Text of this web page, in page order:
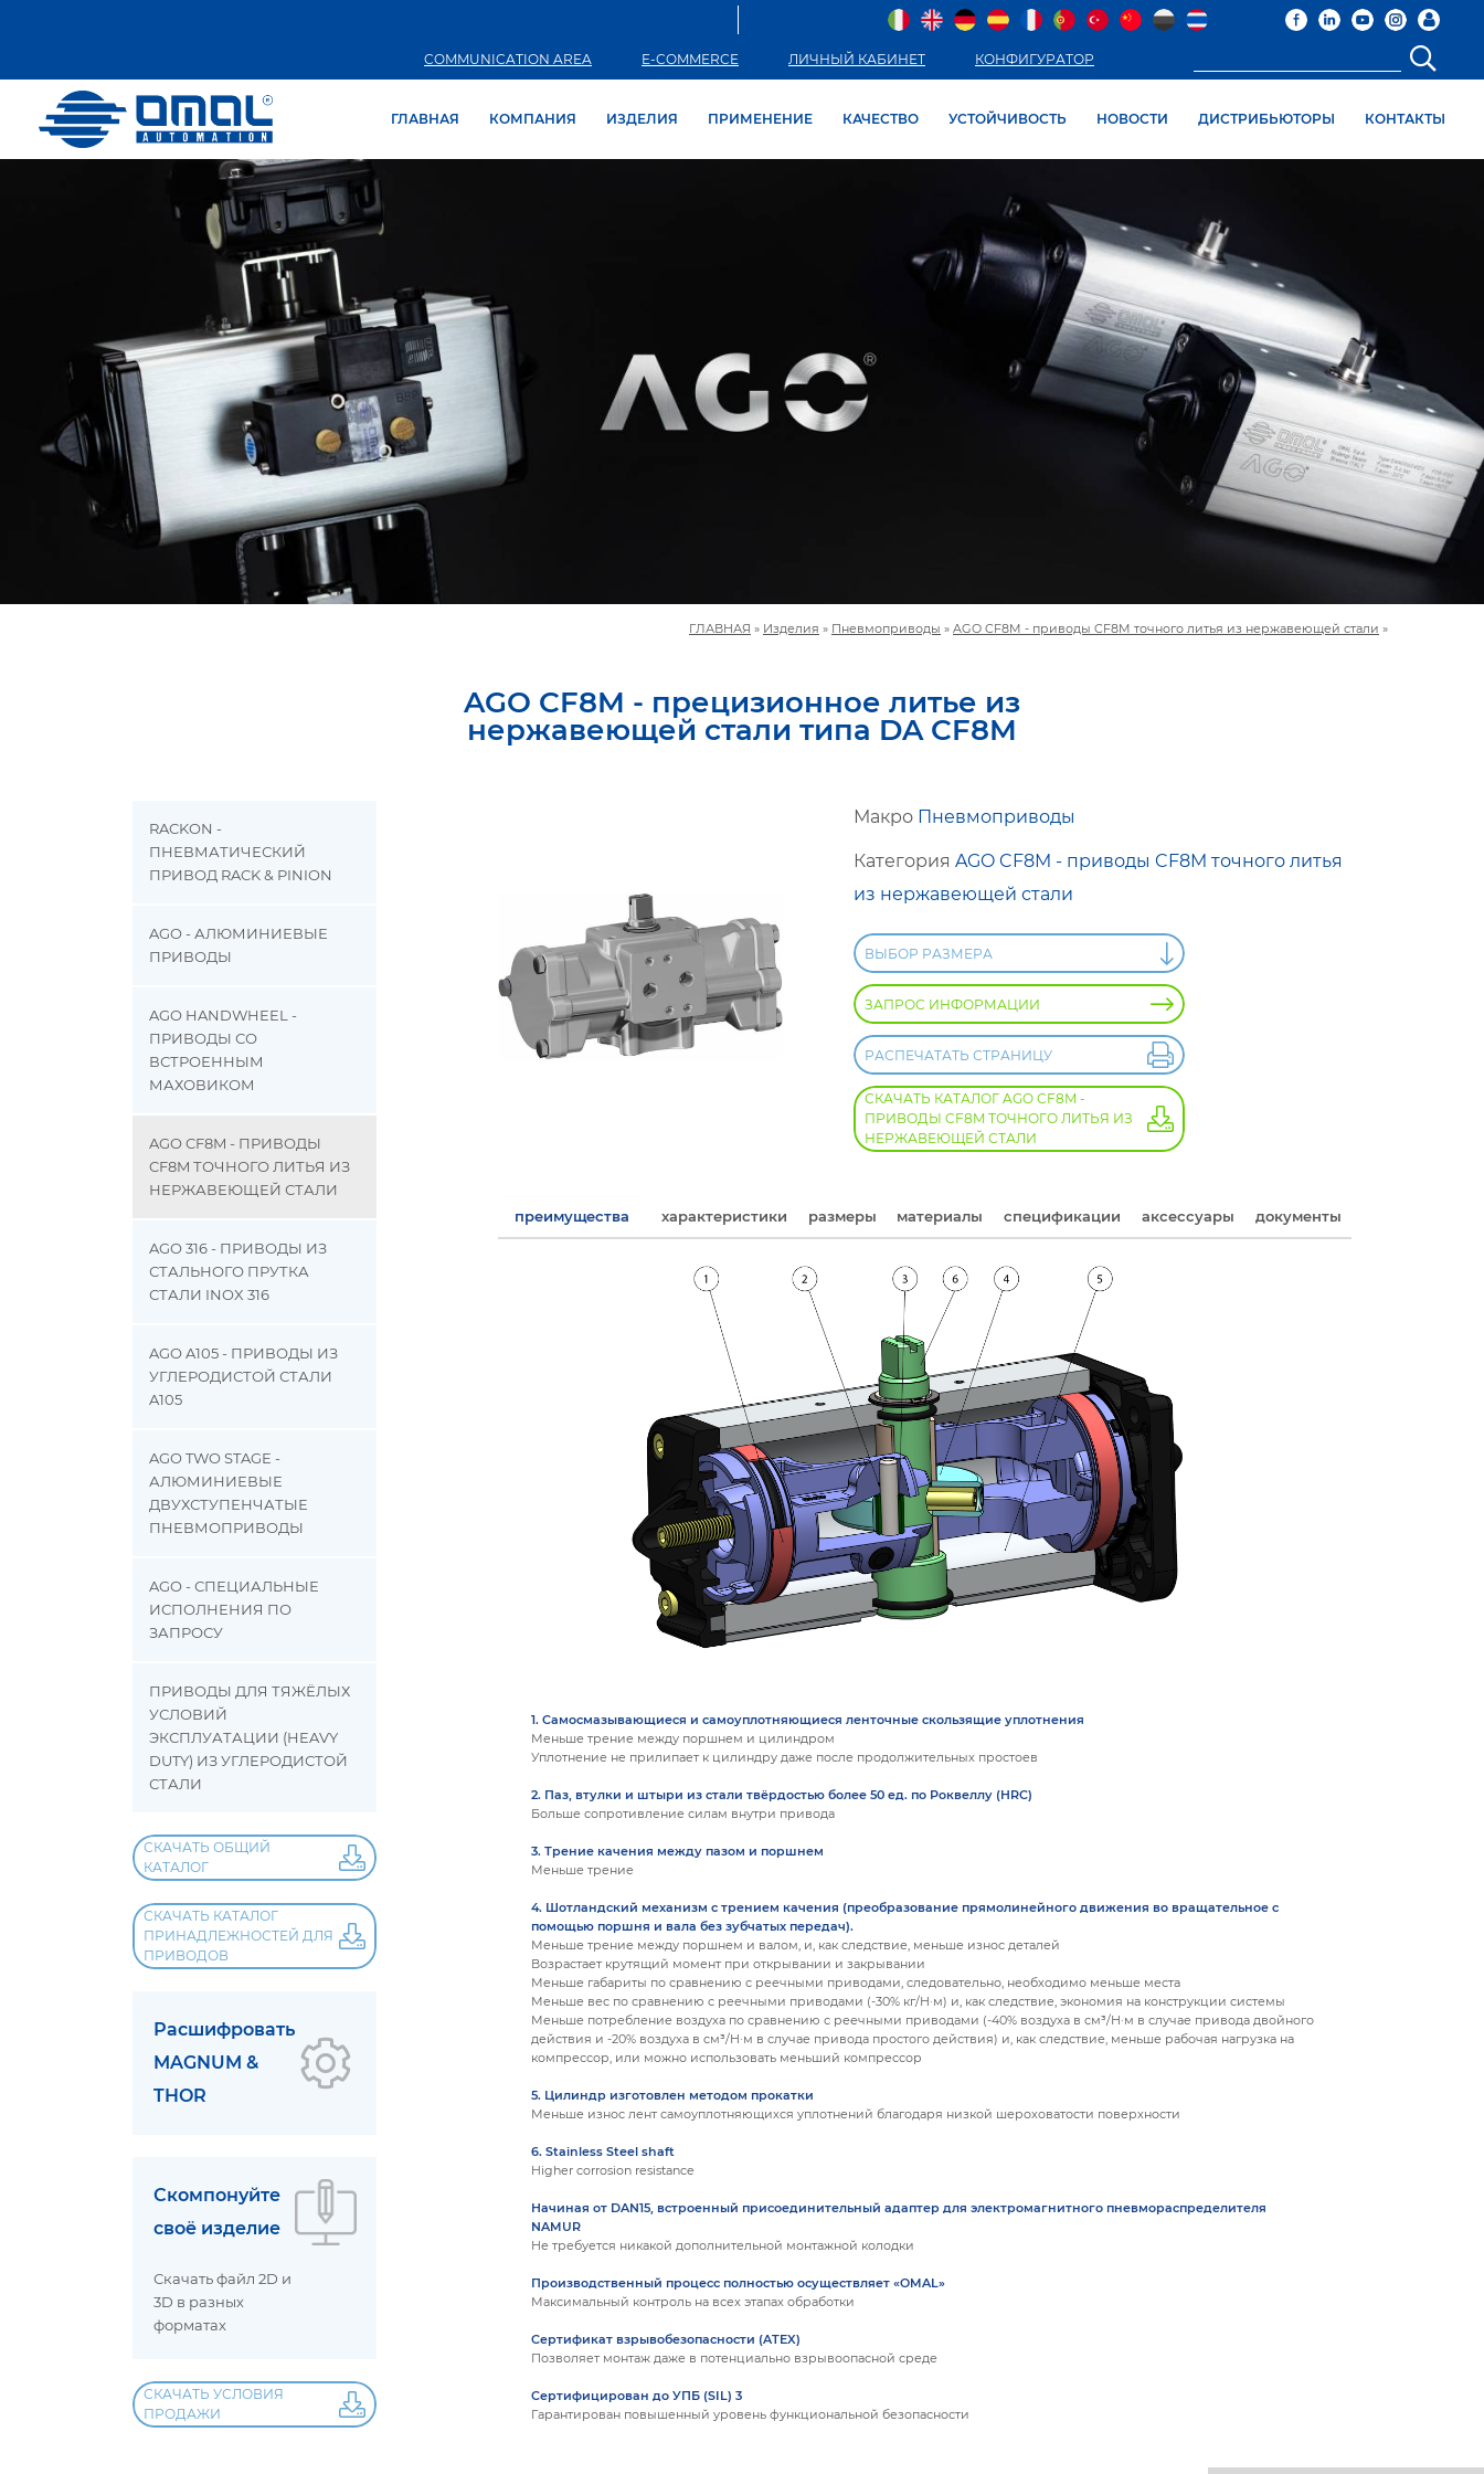
COMMUNICATION AREA E-COMMERCE ЛИЧНЫЙ КАБИНЕТ КОНФИГУРАТОР
ГЛАВНАЯ КОМПАНИЯ ИЗДЕЛИЯ ПРИМЕНЕНИЕ КАЧЕСТВО УСТОЙЧИВОСТЬ НОВОСТИ ДИСТРИБЬЮТОРЫ КОНТАКТЫ
ГЛАВНАЯ » Изделия » Пневмоприводы » AGO CF8M - приводы CF8M точного литья из нержавеющей стали »
AGO CF8M - прецизионное литье из
нержавеющей стали типа DA CF8M
RACKON -
ПНЕВМАТИЧЕСКИЙ
ПРИВОД RACK & PINION
AGO - АЛЮМИНИЕВЫЕ
ПРИВОДЫ
AGO HANDWHEEL -
ПРИВОДЫ СО
ВСТРОЕННЫМ
МАХОВИКОМ
AGO CF8M - ПРИВОДЫ
CF8M ТОЧНОГО ЛИТЬЯ ИЗ
НЕРЖАВЕЮЩЕЙ СТАЛИ
AGO 316 - ПРИВОДЫ ИЗ
СТАЛЬНОГО ПРУТКА
СТАЛИ INOX 316
AGO A105 - ПРИВОДЫ ИЗ
УГЛЕРОДИСТОЙ СТАЛИ
A105
AGO TWO STAGE -
АЛЮМИНИЕВЫЕ
ДВУХСТУПЕНЧАТЫЕ
ПНЕВМОПРИВОДЫ
AGO - СПЕЦИАЛЬНЫЕ
ИСПОЛНЕНИЯ ПО
ЗАПРОСУ
ПРИВОДЫ ДЛЯ ТЯЖЁЛЫХ
УСЛОВИЙ
ЭКСПЛУАТАЦИИ (HEAVY
DUTY) ИЗ УГЛЕРОДИСТОЙ
СТАЛИ
СКАЧАТЬ ОБЩИЙ
КАТАЛОГ
СКАЧАТЬ КАТАЛОГ
ПРИНАДЛЕЖНОСТЕЙ ДЛЯ
ПРИВОДОВ
Расшифровать
MAGNUM &
THOR
Скомпонуйте
своё изделие
Скачать файл 2D и
3D в разных
форматах
СКАЧАТЬ УСЛОВИЯ
ПРОДАЖИ
Макро Пневмоприводы
КатегорияAGO CF8M - приводы CF8M точного литья
из нержавеющей стали
ВЫБОР РАЗМЕРА
ЗАПРОС ИНФОРМАЦИИ
РАСПЕЧАТАТЬ СТРАНИЦУ
СКАЧАТЬ КАТАЛОГ AGO CF8M -
ПРИВОДЫ CF8M ТОЧНОГО ЛИТЬЯ ИЗ
НЕРЖАВЕЮЩЕЙ СТАЛИ
преимущества характеристики размеры материалы спецификации аксессуары документы
1. Самосмазывающиеся и самоуплотняющиеся ленточные скользящие уплотнения
Меньше трение между поршнем и цилиндром
Уплотнение не прилипает к цилиндру даже после продолжительных простоев
2. Паз, втулки и штыри из стали твёрдостью более 50 ед. по Роквеллу (HRC)
Больше сопротивление силам внутри привода
3. Трение качения между пазом и поршнем
Меньше трение
4. Шотландский механизм с трением качения (преобразование прямолинейного движения во вращательное с
помощью поршня и вала без зубчатых передач).
Меньше трение между поршнем и валом, и, как следствие, меньше износ деталей
Возрастает крутящий момент при открывании и закрывании
Меньше габариты по сравнению с реечными приводами, следовательно, необходимо меньше места
Меньше вес по сравнению с реечными приводами (-30% кг/Н·м) и, как следствие, экономия на конструкции системы
Меньше потребление воздуха по сравнению с реечными приводами (-40% воздуха в см³/Н·м в случае привода двойного
действия и -20% воздуха в см³/Н·м в случае привода простого действия) и, как следствие, меньше рабочая нагрузка на
компрессор, или можно использовать меньший компрессор
5. Цилиндр изготовлен методом прокатки
Меньше износ лент самоуплотняющихся уплотнений благодаря низкой шероховатости поверхности
6. Stainless Steel shaft
Higher corrosion resistance
Начиная от DAN15, встроенный присоединительный адаптер для электромагнитного пневмораспределителя
NAMUR
Не требуется никакой дополнительной монтажной колодки
Производственный процесс полностью осуществляет «OMAL»
Максимальный контроль на всех этапах обработки
Сертификат взрывобезопасности (ATEX)
Позволяет монтаж даже в потенциально взрывоопасной среде
Сертифицирован до УПБ (SIL) 3
Гарантирован повышенный уровень функциональной безопасности